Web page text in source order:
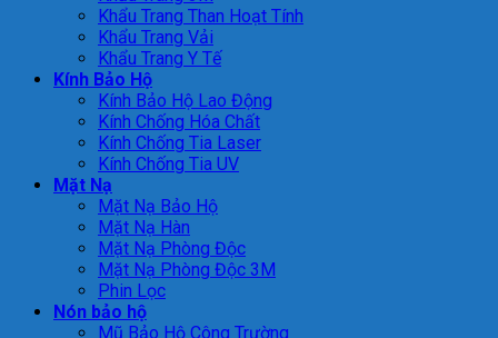
Khẩu Trang Than Hoạt Tính
Khẩu Trang Vải
Khẩu Trang Y Tế
Kính Bảo Hộ
Kính Bảo Hộ Lao Động
Kính Chống Hóa Chất
Kính Chống Tia Laser
Kính Chống Tia UV
Mặt Nạ
Mặt Nạ Bảo Hộ
Mặt Nạ Hàn
Mặt Nạ Phòng Độc
Mặt Nạ Phòng Độc 3M
Phin Lọc
Nón bảo hộ
Mũ Bảo Hộ Công Trường